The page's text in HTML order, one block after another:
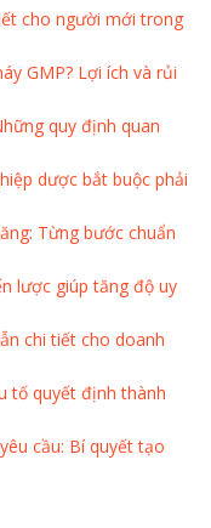
cho người mới trong
GMP? Lợi ích và rủi
quy định quan
dược bắt buộc phải
Từng bước chuẩn
lược giúp tăng độ uy
chi tiết cho doanh
tố quyết định thành
cầu: Bí quyết tạo